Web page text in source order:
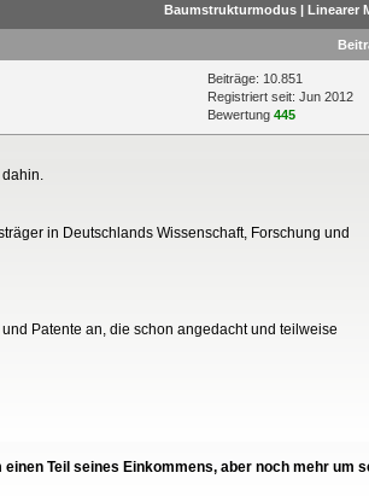
Baumstrukturmodus | Linearer
Beiträge: 10.851
Registriert seit: Jun 2012
Bewertung 445
in Deutschlands Wissenschaft, Forschung und
Patente an, die schon angedacht und teilweise
Teil seines Einkommens, aber noch mehr um